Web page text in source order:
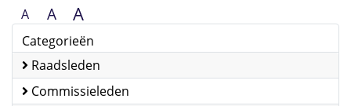
A A A
Categorieën
Raadsleden
Commissieleden